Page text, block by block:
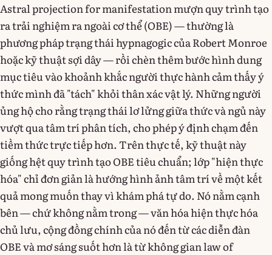
Astral projection for manifestation mượn quy trình tạo
ra trải nghiệm ra ngoài cơ thể (OBE) — thường là
phương pháp trạng thái hypnagogic của Robert Monroe
hoặc kỹ thuật sợi dây — rồi chèn thêm bước hình dung
mục tiêu vào khoảnh khắc người thực hành cảm thấy ý
thức mình đã "tách" khỏi thân xác vật lý. Những người
ủng hộ cho rằng trạng thái lơ lửng giữa thức và ngủ này
vượt qua tâm trí phân tích, cho phép ý định chạm đến
tiềm thức trực tiếp hơn. Trên thực tế, kỹ thuật này
giống hệt quy trình tạo OBE tiêu chuẩn; lớp "hiện thực
hóa" chỉ đơn giản là hướng hình ảnh tâm trí về một kết
quả mong muốn thay vì khám phá tự do. Nó nằm cạnh
bên — chứ không nằm trong — văn hóa hiện thực hóa
chủ lưu, cộng đồng chính của nó đến từ các diễn đàn
OBE và mơ sáng suốt hơn là từ không gian law of